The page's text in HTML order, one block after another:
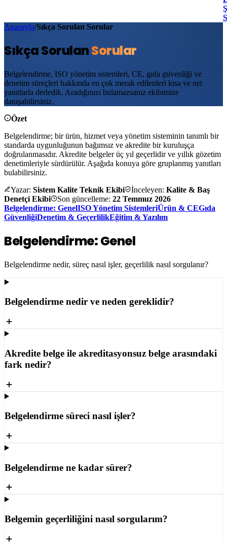
Anasayfa/Sıkça Sorulan Sorular
Sıkça SorulanSorular
Belgelendirme, ISO yönetim sistemleri, CE, gıda güvenliği ve
denetim süreçleri hakkında en çok merak edilenleri kısa ve net
yanıtlarla derledik. Aradığınızı bulamazsanız ekibimize
danışabilirsiniz.
Özet
Belgelendirme; bir ürün, hizmet veya yönetim sisteminin tanımlı bir
standarda uygunluğunun bağımsız ve akredite bir kuruluşça
doğrulanmasıdır. Akredite belgeler üç yıl geçerlidir ve yıllık gözetim
denetimleriyle sürdürülür. Aşağıda konuya göre gruplanmış yanıtları
bulabilirsiniz.
Yazar: Sistem Kalite Teknik Ekibi İnceleyen: Kalite & Baş
Denetçi Ekibi
Son güncelleme: 22 Temmuz 2026
Belgelendirme: GenelISO Yönetim SistemleriÜrün & CEGıda
GüvenliğiDenetim & GeçerlilikEğitim & Yazılım
Belgelendirme: Genel
Belgelendirme nedir, süreç nasıl işler, geçerlilik nasıl sorgulanır?
Belgelendirme nedir ve neden gereklidir?
Akredite belge ile akreditasyonsuz belge arasındaki
fark nedir?
Belgelendirme süreci nasıl işler?
Belgelendirme ne kadar sürer?
Belgemin geçerliliğini nasıl sorgularım?